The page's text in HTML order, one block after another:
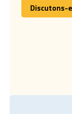
Discutons-
Discutons-